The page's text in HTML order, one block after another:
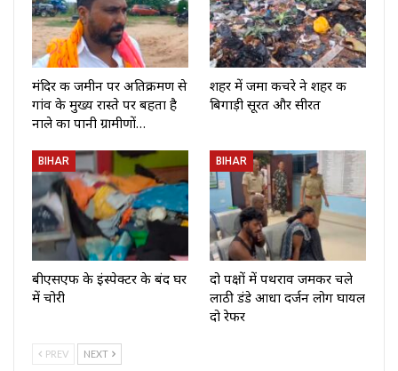
मंदिर की जमीन पर अतिक्रमण से
गांव के मुख्य रास्ते पर बहता है
नाले का पानी ग्रामीणों…
शहर में जमा कचरे ने शहर की
बिगाड़ी सूरत और सीरत
BIHAR
बीएसएफ के इंस्पेक्टर के बंद घर
में चोरी
BIHAR
दो पक्षों में पथराव जमकर चले
लाठी डंडे आधा दर्जन लोग घायल
दो रेफर
PREV NEXT